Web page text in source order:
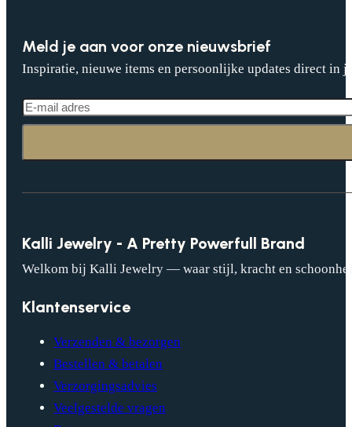
Meld je aan voor onze nieuwsbrief
Inspiratie, nieuwe items en persoonlijke updates direct in
Kalli Jewelry - A Pretty Powerfull Brand
Welkom bij Kalli Jewelry — waar stijl, kracht en
Klantenservice
Verzenden & bezorgen
Bestellen & betalen
Verzorgingsadvies
Veelgestelde vragen